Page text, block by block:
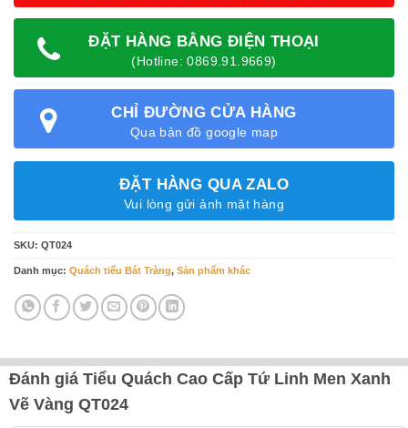
ĐẶT HÀNG BẰNG ĐIỆN THOẠI
(Hotline: 0869.91.9669)
CHỈ ĐƯỜNG CỬA HÀNG
Qua bản đồ google map
ĐẶT HÀNG QUA ZALO
Vui lòng gửi ảnh mặt hàng
SKU: QT024
Danh mục: Quách tiểu Bát Tràng, Sản phẩm khác
Đánh giá Tiểu Quách Cao Cấp Tứ Linh Men Xanh
Vẽ Vàng QT024